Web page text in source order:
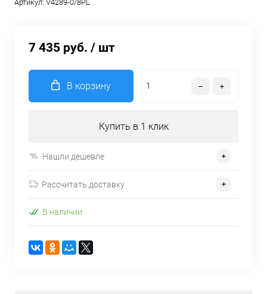
Артикул: V4289-0/8PL
7 435 руб. / шт
В корзину
Купить в 1 клик
Нашли дешевле
Рассчитать доставку
В наличии